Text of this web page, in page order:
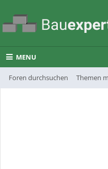
MENU
Foren durchsuchen Themen